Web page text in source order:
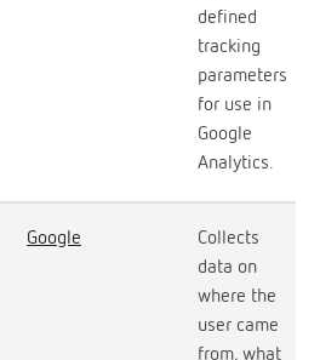
defined
tracking
parameters
for use in
Google
Analytics.
Google
Collects
data on
where the
user came
from, what